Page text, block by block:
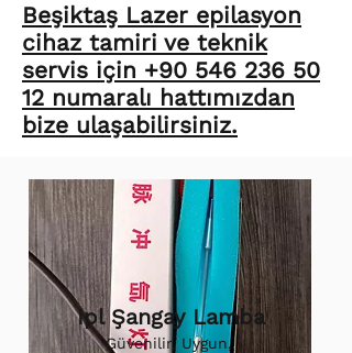
Beşiktaş Lazer epilasyon
cihaz tamiri ve teknik
servis için +90 546 236 50
12 numaralı hattımızdan
bize ulaşabilirsiniz.
Ipl Şangay Lamba
Güvenilir, Uygun,